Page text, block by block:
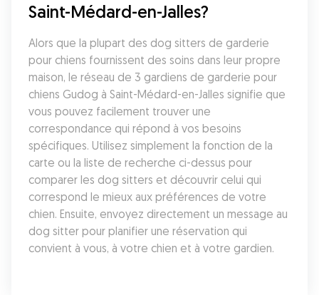
Saint-Médard-en-Jalles?
Alors que la plupart des dog sitters de garderie
pour chiens fournissent des soins dans leur propre
maison, le réseau de 3 gardiens de garderie pour
chiens Gudog à Saint-Médard-en-Jalles signifie que
vous pouvez facilement trouver une
correspondance qui répond à vos besoins
spécifiques. Utilisez simplement la fonction de la
carte ou la liste de recherche ci-dessus pour
comparer les dog sitters et découvrir celui qui
correspond le mieux aux préférences de votre
chien. Ensuite, envoyez directement un message au
dog sitter pour planifier une réservation qui
convient à vous, à votre chien et à votre gardien.